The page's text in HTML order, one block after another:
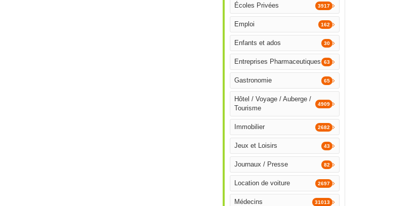
Écoles Privées 3917
Emploi 162
Enfants et ados 30
Entreprises Pharmaceutiques 63
Gastronomie 65
Hôtel / Voyage / Auberge /
Tourisme
4909
Immobilier 2682
Jeux et Loisirs 43
Journaux / Presse 82
Location de voiture 2697
Médecins 31013